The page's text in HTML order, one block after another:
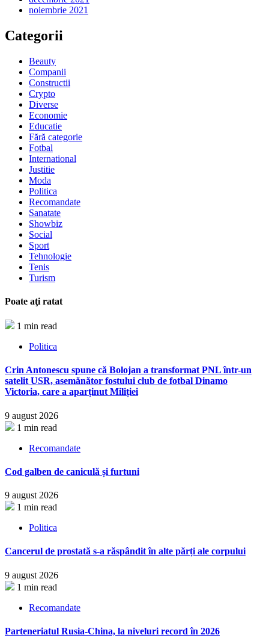
noiembrie 2021
Categorii
Beauty
Companii
Constructii
Crypto
Diverse
Economie
Educatie
Fără categorie
Fotbal
International
Justitie
Moda
Politica
Recomandate
Sanatate
Showbiz
Social
Sport
Tehnologie
Tenis
Turism
Poate aţi ratat
1 min read
Politica
Crin Antonescu spune că Bolojan a transformat PNL într-un
satelit USR, asemănător fostului club de fotbal Dinamo
Victoria, care a aparținut Miliției
9 august 2026
1 min read
Recomandate
Cod galben de caniculă și furtuni
9 august 2026
1 min read
Politica
Cancerul de prostată s-a răspândit în alte părți ale corpului
9 august 2026
1 min read
Recomandate
Parteneriatul Rusia-China, la niveluri record în 2026